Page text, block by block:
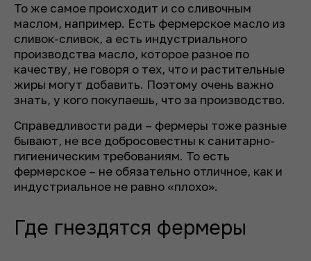
То же самое происходит и со сливочным
маслом, например. Есть фермерское масло из
сливок-сливок, а есть индустриального
производства масло, которое разное по
качеству, не говоря о тех, что и растительные
жиры могут добавить. Поэтому очень важно
знать, у кого покупаешь, что за производство.
Справедливости ради – фермеры тоже разные
бывают, не все добросовестны к санитарно-
гигиеническим требованиям. То есть
фермерское – не обязательно отличное, как и
индустриальное не равно «плохо».
Где гнездятся фермеры